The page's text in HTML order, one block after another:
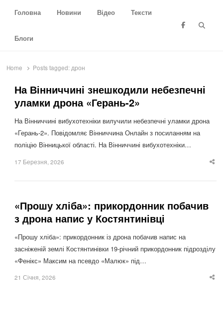
Головна
Новини Відео Тексти
Блоги
Home Posts tagged: дрон
На Вінниччині знешкодили небезпечні
уламки дрона «Герань-2»
На Вінниччині вибухотехніки вилучили небезпечні уламки дрона
«Герань-2». Повідомляє Вінниччина Онлайн з посиланням на
поліцію Вінницької області. На Вінниччині вибухотехніки…
17 Березня, 2026
«Прошу хліба»: прикордонник побачив
з дрона напис у Костянтинівці
«Прошу хліба»: прикордонник із дрона побачив напис на
засніженій землі Костянтинівки 19-річний прикордонник підрозділу
«Фенікс» Максим на псевдо «Малюк» під…
21 Січня, 2026